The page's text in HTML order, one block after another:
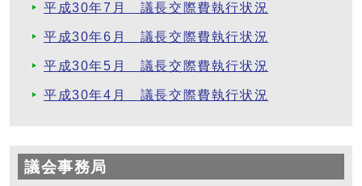
平成30年7月 議長交際費執行状況
平成30年6月 議長交際費執行状況
平成30年5月 議長交際費執行状況
平成30年4月 議長交際費執行状況
議会事務局